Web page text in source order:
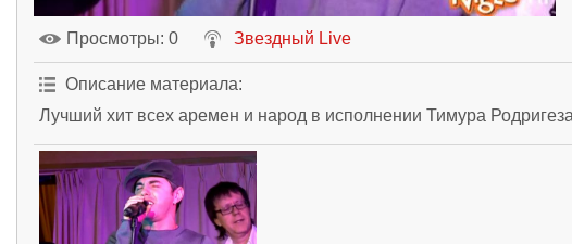
Просмотры: 0 Звездный Live
Описание материала:
Лучший хит всех аремен и народ в исполнении Тимура